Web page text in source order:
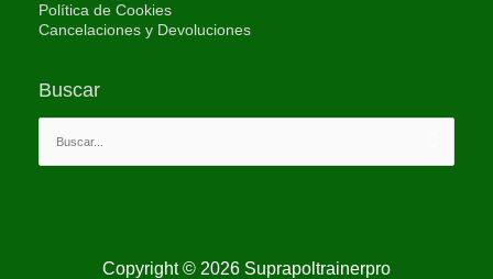
Política de Cookies
Cancelaciones y Devoluciones
Buscar
Buscar
por:
Copyright © 2026 Suprapoltrainerpro